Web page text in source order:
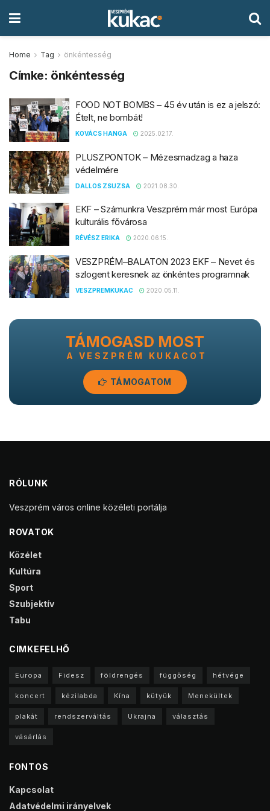
Home Tag önkéntesség
Címke: önkéntesség
FOOD NOT BOMBS – 45 év után is ez a jelszó:
Ételt, ne bombát!
KOVÁCS HANGA 2025.02.17.
PLUSZPONTOK – Mézesmadzag a haza
védelmére
DALLOS ZSUZSA 2021.08.30.
EKF – Számunkra Veszprém már most Európa
kulturális fővárosa
RÉVÉSZ ERIKA 2020.06.15.
VESZPRÉM–BALATON 2023 EKF – Nevet és
szlogent keresnek az önkéntes programnak
VESZPREMKUKAC 2020.05.11.
TÁMOGASD MOST
A VESZPRÉM KUKACOT
TÁMOGATOM
RÓLUNK
Veszprém város online közéleti portálja
ROVATOK
Közélet
Kultúra
Sport
Szubjektív
Tabu
CIMKEFELHŐ
Europa Fidesz földrengés függőség hétvége
koncert kézilabda Kína kütyük Menekültek
plakát rendszerváltás Ukrajna választás
vásárlás
FONTOS
Kapcsolat
Adatvédelmi irányelvek